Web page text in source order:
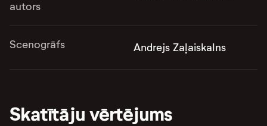
autors
Scenogrāfs Andrejs Zaļaiskalns
Skatītāju vērtējums